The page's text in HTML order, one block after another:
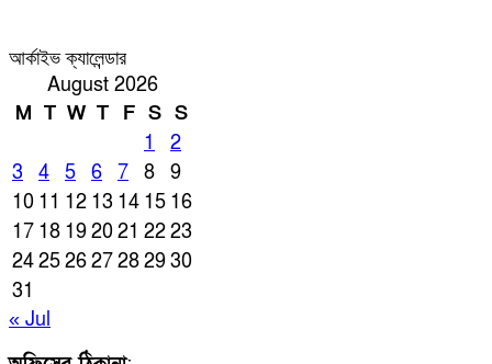
আর্কাইভ ক্যালেন্ডার
August 2026
M T W T F S S
1
2
3
4 5 6 7 8
9
10 11 12 13 14 15 16
17 18 192021 2223
24252627282930
31
« Jul